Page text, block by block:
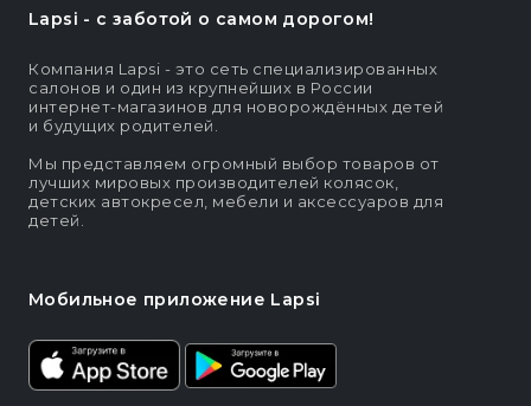
Lapsi - c заботой о самом дорогом!
Компания Lapsi - это сеть специализированных
салонов и один из крупнейших в России
интернет-магазинов для новорождённых детей
и будущих родителей.
Мы представляем огромный выбор товаров от
лучших мировых производителей колясок,
детских автокресел, мебели и аксессуаров для
детей.
Мобильное приложение Lapsi